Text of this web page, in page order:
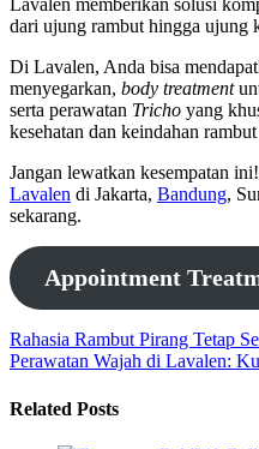
dari ujung rambut hingga ujung
Di Lavalen, Anda bisa
menyegarkan, body treatment
serta perawatan Tricho yang
kesehatan dan keindahan
Jangan lewatkan kesempatan
Lavalen di Jakarta, Bandung,
sekarang.
Appointment
Rahasia Rambut Pirang Tetap
Perawatan Wajah di Lavalen:
Related Posts